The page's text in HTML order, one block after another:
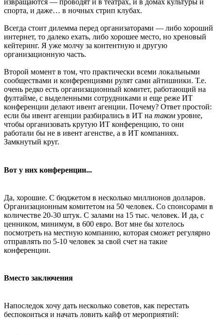
извращаются — проводят и в театрах, и в домах культуры и
спорта, и даже… в ночных стрип клубах.
Всегда стоит дилемма перед организаторами — либо хороший
интернет, то далеко ехать, либо хорошее место, но хреновый
кейтеринг. Я уже молчу за контентную и другую
организационную часть.
Второй момент в том, что практически всеми локальными
сообществами и конференциями рулят сами айтишники. Т.е.
очень редко есть организационный комитет, работающий на
фултайме, с выделенными сотрудниками и еще реже ИТ
конференции делают ивент агенции. Почему? Ответ простой:
если бы ивент агенции разбирались в ИТ на таком уровне,
чтобы организовать крутую ИТ конференцию, то они
работали бы не в ивент агенстве, а в ИТ компаниях.
Замкнутый круг.
Вот у них конференции...
Да, хорошие. С бюджетом в несколько миллионов долларов.
Организационным комитетом на 50 человек. Со спонсорами в
количестве 20-30 штук. С залами на 15 тыс. человек. И да, с
ценником, минимум, в 600 евро. Вот мне бы хотелось
посмотреть на местную компанию, которая сможет регулярно
отправлять по 5-10 человек за свой счет на такие
конференции.
Вместо заключения
Напоследок хочу дать несколько советов, как перестать
беспокоиться и начать ловить кайф от мероприятий: